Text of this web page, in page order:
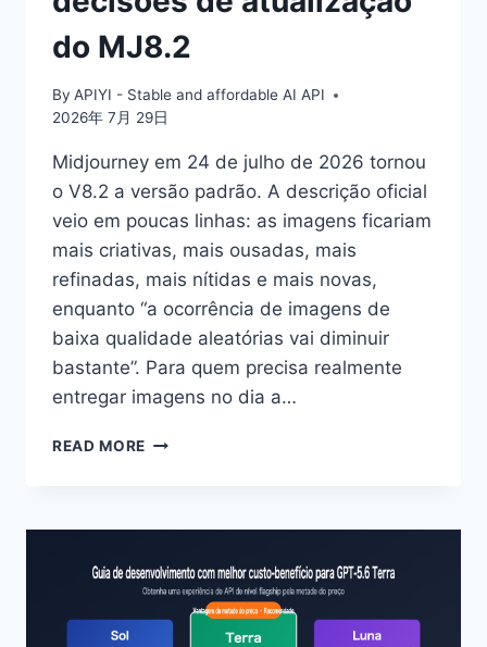
do MJ8.2
By APIYI - Stable and affordable AI API
2026年 7月 29日
Midjourney em 24 de julho de 2026 tornou
o V8.2 a versão padrão. A descrição oficial
veio em poucas linhas: as imagens ficariam
mais criativas, mais ousadas, mais
refinadas, mais nítidas e mais novas,
enquanto “a ocorrência de imagens de
baixa qualidade aleatórias vai diminuir
bastante”. Para quem precisa realmente
entregar imagens no dia a…
READ MORE MIDJOURNEY
GUIA
DE
6
GRANDES